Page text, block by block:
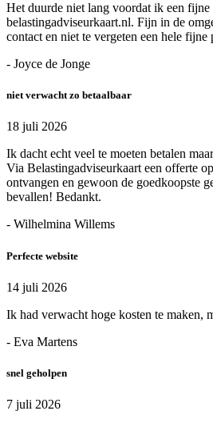
Het duurde niet lang voordat ik een
belastingadviseurkaart.nl. Fijn in de
contact en niet te vergeten een hele fijne
- Joyce de Jonge
niet verwacht zo betaalbaar
18 juli 2026
Ik dacht echt veel te moeten betalen
Via Belastingadviseurkaart een offerte
ontvangen en gewoon de goedkoopste
bevallen! Bedankt.
- Wilhelmina Willems
Perfecte website
14 juli 2026
Ik had verwacht hoge kosten te maken,
- Eva Martens
snel geholpen
7 juli 2026